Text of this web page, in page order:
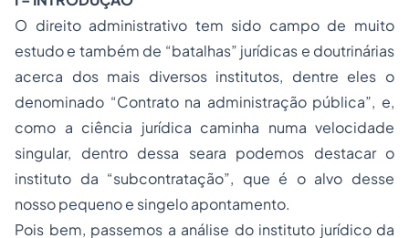
O direito administrativo tem sido campo de muito
estudo e também de “batalhas” jurídicas e doutrinárias
acerca dos mais diversos institutos, dentre eles o
denominado “Contrato na administração pública”, e,
como a ciência jurídica caminha numa velocidade
singular, dentro dessa seara podemos destacar o
instituto da “subcontratação”, que é o alvo desse
nosso pequeno e singelo apontamento.
Pois bem, passemos a análise do instituto jurídico da